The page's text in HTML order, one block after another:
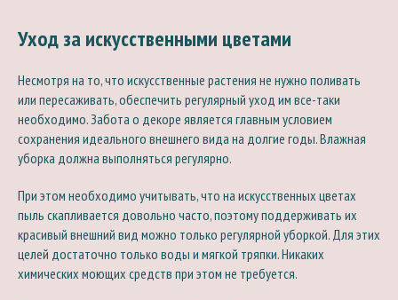
Уход за искусственными цветами
Несмотря на то, что искусственные растения не нужно поливать
или пересаживать, обеспечить регулярный уход им все-таки
необходимо. Забота о декоре является главным условием
сохранения идеального внешнего вида на долгие годы. Влажная
уборка должна выполняться регулярно.
При этом необходимо учитывать, что на искусственных цветах
пыль скапливается довольно часто, поэтому поддерживать их
красивый внешний вид можно только регулярной уборкой. Для этих
целей достаточно только воды и мягкой тряпки. Никаких
химических моющих средств при этом не требуется.